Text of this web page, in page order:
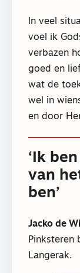
ln veel
voel ik
verbazen
goed en
wat de
wel in
en door
‘Ik
van
ben’
Jacko de
Pinksteren
Langerak.